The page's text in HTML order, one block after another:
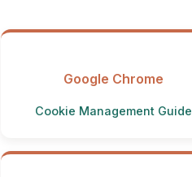
Google Chrome
Cookie Management Guide